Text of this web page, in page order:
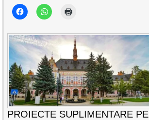
PROIECTE SUPLIMENTARE PE